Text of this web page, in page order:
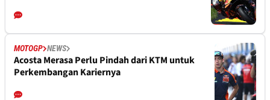
MOTOGP NEWS
Acosta Merasa Perlu Pindah dari KTM untuk
Perkembangan Kariernya